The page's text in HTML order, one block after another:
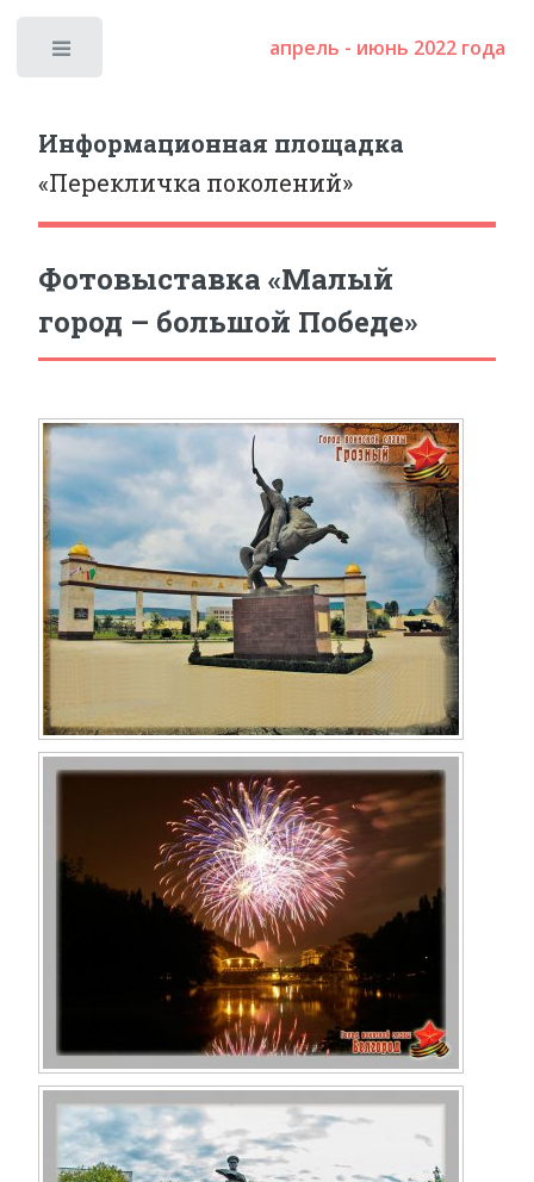
Информационная площадка
«Перекличка поколений»
апрель - июнь 2022 года
Фотовыставка «Малый
город – большой Победе»